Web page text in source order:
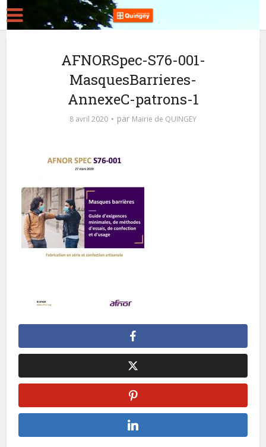
AFNORSpec-S76-001-
MasquesBarrieres-
AnnexeC-patrons-1
8 avril 2020 par Mairie de QUINGEY